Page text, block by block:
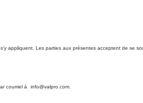
appliquent. Les parties aux présentes acceptent de se
courriel à info@valpro.com